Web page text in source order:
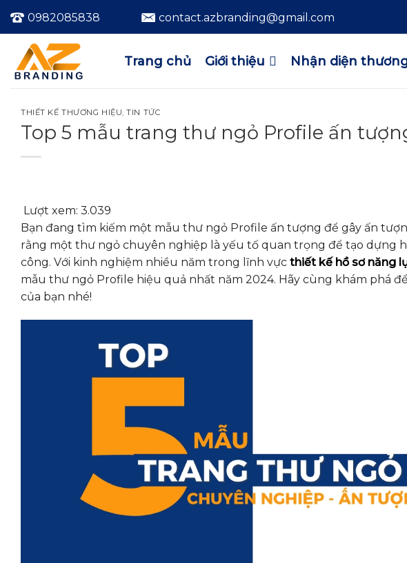
qua
dung
0982085838 contact.azbranding@gmail.com
Trang chủ Giới thiệu Nhận diện
THIẾT KẾ THƯƠNG HIỆU,TIN TỨC
Top 5 mẫu trang thư ngỏ Profile ấn
Lượt xem: 3.039
Bạn đang tìm kiếm một mẫu thư ngỏ Profile ấn tượng để gây ấn
rằng một thư ngỏ chuyên nghiệp là yếu tố quan trọng để tạo dựng
công. Với kinh nghiệm nhiều năm trong lĩnh vực thiết kế hồ sơ năng
mẫu thư ngỏ Profile hiệu quả nhất năm 2024. Hãy cùng khám phá
của bạn nhé!